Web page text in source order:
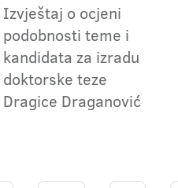
Izvještaj o ocjeni
podobnosti teme i
kandidata za izradu
doktorske teze
Dragice Draganović